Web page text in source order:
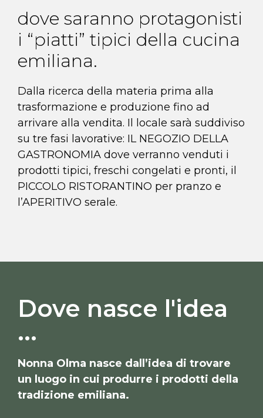
dove saranno protagonisti
i “piatti” tipici della cucina
emiliana.
Dalla ricerca della materia prima alla
trasformazione e produzione fino ad
arrivare alla vendita. Il locale sarà suddiviso
su tre fasi lavorative: IL NEGOZIO DELLA
GASTRONOMIA dove verranno venduti i
prodotti tipici, freschi congelati e pronti, il
PICCOLO RISTORANTINO per pranzo e
l’APERITIVO serale.
Dove nasce l'idea
...
Nonna Olma nasce dall’idea di trovare
un luogo in cui produrre i prodotti della
tradizione emiliana.